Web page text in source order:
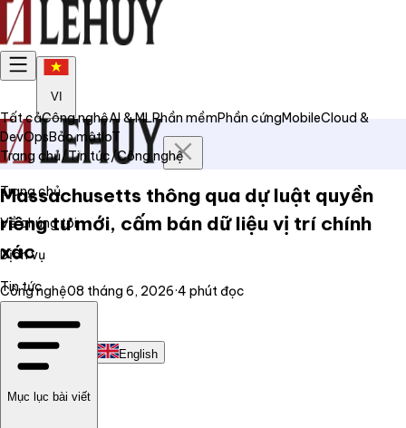
VI
Trang chủ
Về chúng tôi
Dịch vụ
Tin tức
Liên hệ
Tiếng Việt English
Tất cảCông nghệAI & MLPhần mềmPhần cứngMobileCloud &
DevOpsBảo mậtIoT
Trang chủ/Tin tức/Công nghệ
Massachusetts thông qua dự luật quyền
riêng tư mới, cấm bán dữ liệu vị trí chính
xác
Công nghệ08 tháng 6, 2026·4 phút đọc
Mục lục bài viết